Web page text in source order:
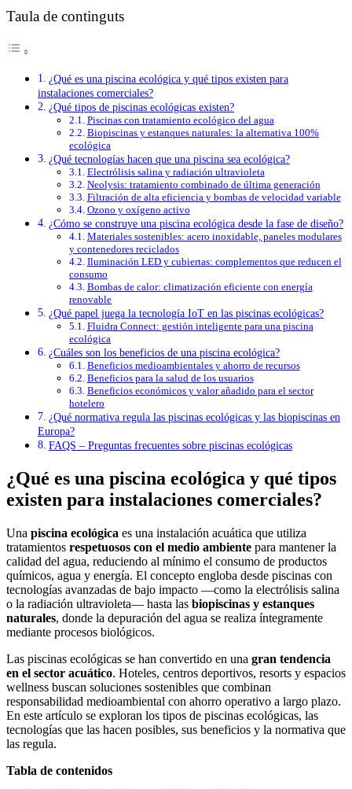
Taula de continguts
¿Qué es una piscina ecológica y qué tipos existen para
instalaciones comerciales?
¿Qué tipos de piscinas ecológicas existen?
Piscinas con tratamiento ecológico del agua
Biopiscinas y estanques naturales: la alternativa 100%
ecológica
¿Qué tecnologías hacen que una piscina sea ecológica?
Electrólisis salina y radiación ultravioleta
Neolysis: tratamiento combinado de última generación
Filtración de alta eficiencia y bombas de velocidad variable
Ozono y oxígeno activo
¿Cómo se construye una piscina ecológica desde la fase de diseño?
Materiales sostenibles: acero inoxidable, paneles modulares
y contenedores reciclados
Iluminación LED y cubiertas: complementos que reducen el
consumo
Bombas de calor: climatización eficiente con energía
renovable
¿Qué papel juega la tecnología IoT en las piscinas ecológicas?
Fluidra Connect: gestión inteligente para una piscina
ecológica
¿Cuáles son los beneficios de una piscina ecológica?
Beneficios medioambientales y ahorro de recursos
Beneficios para la salud de los usuarios
Beneficios económicos y valor añadido para el sector
hotelero
¿Qué normativa regula las piscinas ecológicas y las biopiscinas en
Europa?
FAQS – Preguntas frecuentes sobre piscinas ecológicas
¿Qué es una piscina ecológica y qué tipos
existen para instalaciones comerciales?
Una piscina ecológica es una instalación acuática que utiliza
tratamientos respetuosos con el medio ambiente para mantener la
calidad del agua, reduciendo al mínimo el consumo de productos
químicos, agua y energía. El concepto engloba desde piscinas con
tecnologías avanzadas de bajo impacto —como la electrólisis salina
o la radiación ultravioleta— hasta las biopiscinas y estanques
naturales, donde la depuración del agua se realiza íntegramente
mediante procesos biológicos.
Las piscinas ecológicas se han convertido en una gran tendencia
en el sector acuático. Hoteles, centros deportivos, resorts y espacios
wellness buscan soluciones sostenibles que combinan
responsabilidad medioambiental con ahorro operativo a largo plazo.
En este artículo se exploran los tipos de piscinas ecológicas, las
tecnologías que las hacen posibles, sus beneficios y la normativa que
las regula.
Tabla de contenidos